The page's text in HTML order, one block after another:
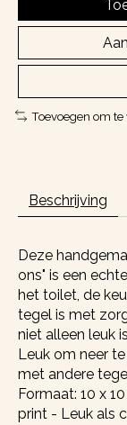
Toevoegen om
Beschrijving
Deze
ons" is een
het toilet, de
tegel is met
niet alleen leuk
Leuk om neer
met andere
Formaat: 10 x
print - Leuk als